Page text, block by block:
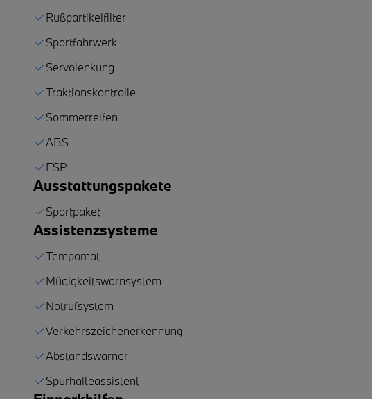
Rußpartikelfilter
Sportfahrwerk
Servolenkung
Traktionskontrolle
Sommerreifen
ABS
ESP
Ausstattungspakete
Sportpaket
Assistenzsysteme
Tempomat
Müdigkeitswarnsystem
Notrufsystem
Verkehrszeichenerkennung
Abstandswarner
Spurhalteassistent